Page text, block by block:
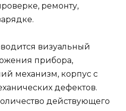
ремонту,
визуальный
прибора,
механизм, корпус с
дефектов.
действующего